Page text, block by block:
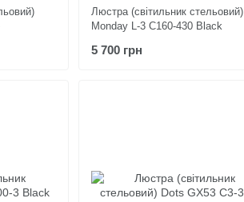
Люстра (світильник стельовий)
Monday L-3 C160-430 Black
5 700 грн